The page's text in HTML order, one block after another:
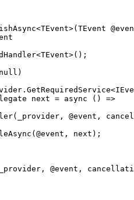
next = async () =>
@event,
next);
@event,